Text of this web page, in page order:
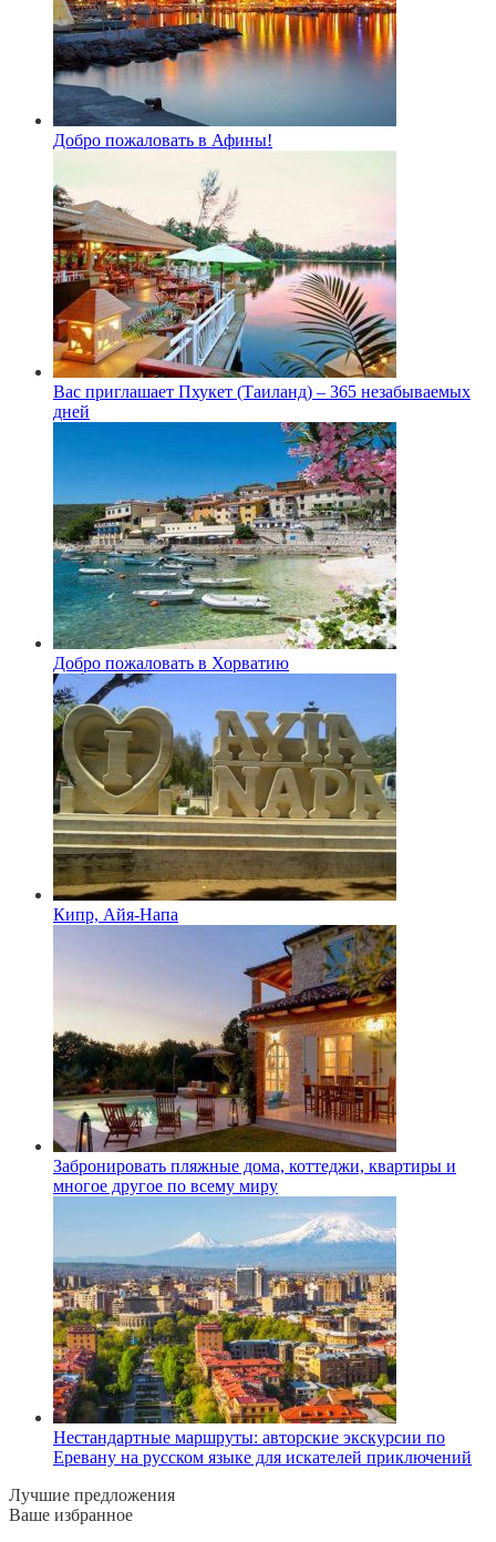
Добро пожаловать в Афины!
Вас приглашает Пхукет (Таиланд) – 365 незабываемых
дней
Добро пожаловать в Хорватию
Кипр, Айя-Напа
Забронировать пляжные дома, коттеджи, квартиры и
многое другое по всему миру
Нестандартные маршруты: авторские экскурсии по
Еревану на русском языке для искателей приключений
Лучшие предложения
Ваше избранное